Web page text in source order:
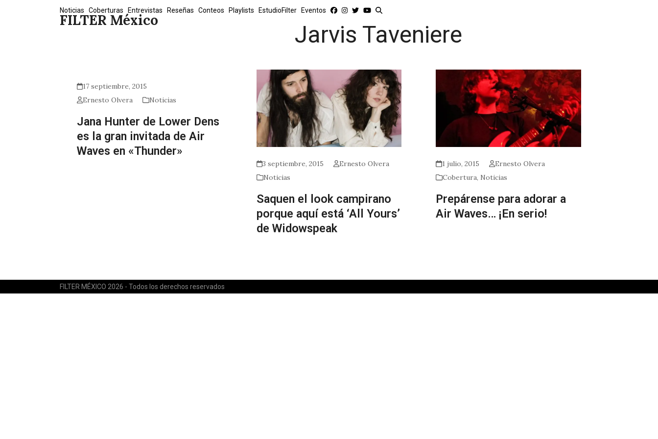
FILTER México
Noticias Coberturas Entrevistas Reseñas Conteos Playlists EstudioFilter Eventos
Jarvis Taveniere
17 septiembre, 2015
Ernesto Olvera
Noticias
Jana Hunter de Lower Dens
es la gran invitada de Air
Waves en «Thunder»
3 septiembre, 2015
Ernesto Olvera
Noticias
Saquen el look campirano
porque aquí está ‘All Yours’
de Widowspeak
1 julio, 2015
Ernesto Olvera
Cobertura, Noticias
Prepárense para adorar a
Air Waves… ¡En serio!
FILTER MÉXICO 2026 - Todos los derechos reservados